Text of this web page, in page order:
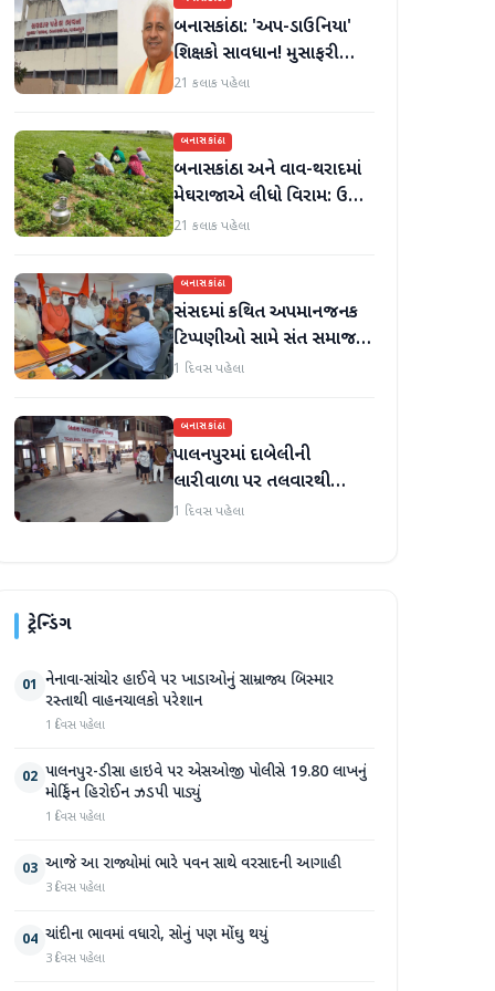
બનાસકાંઠા: 'અપ-ડાઉનિયા'
શિક્ષકો સાવધાન! મુસાફરી
કરતા શિક્ષકો સામે તવાઈ હાથ
21 કલાક પહેલા
બનાસકાંઠા
બનાસકાંઠા અને વાવ-થરાદમાં
મેઘરાજાએ લીધો વિરામ: ઉઘાડ
નીકળતાં ખેડૂતોમાં આનંદનો
21 કલાક પહેલા
બનાસકાંઠા
સંસદમાં કથિત અપમાનજનક
ટિપ્પણીઓ સામે સંત સમાજમાં
રોષ: પાલનપુરમાં VHP સાથે
આવેદનપત્ર આપ્યું
1 દિવસ પહેલા
બનાસકાંઠા
પાલનપુરમાં દાબેલીની
લારીવાળા પર તલવારથી
હુમલો: બે ઈજાગ્રસ્ત, આરોપી
1 દિવસ પહેલા
ટ્રેન્ડિંગ
01 નેનાવા-સાંચોર હાઈવે પર ખાડાઓનું સામ્રાજ્ય બિસ્માર
રસ્તાથી વાહનચાલકો પરેશાન
1 દિવસ પહેલા
02 પાલનપુર-ડીસા હાઇવે પર એસઓજી પોલીસે 19.80 લાખનું
મોર્ફિન હિરોઈન ઝડપી પાડ્યું
1 દિવસ પહેલા
03 આજે આ રાજ્યોમાં ભારે પવન સાથે વરસાદની આગાહી
3 દિવસ પહેલા
04 ચાંદીના ભાવમાં વધારો, સોનું પણ મોંઘુ થયું
3 દિવસ પહેલા